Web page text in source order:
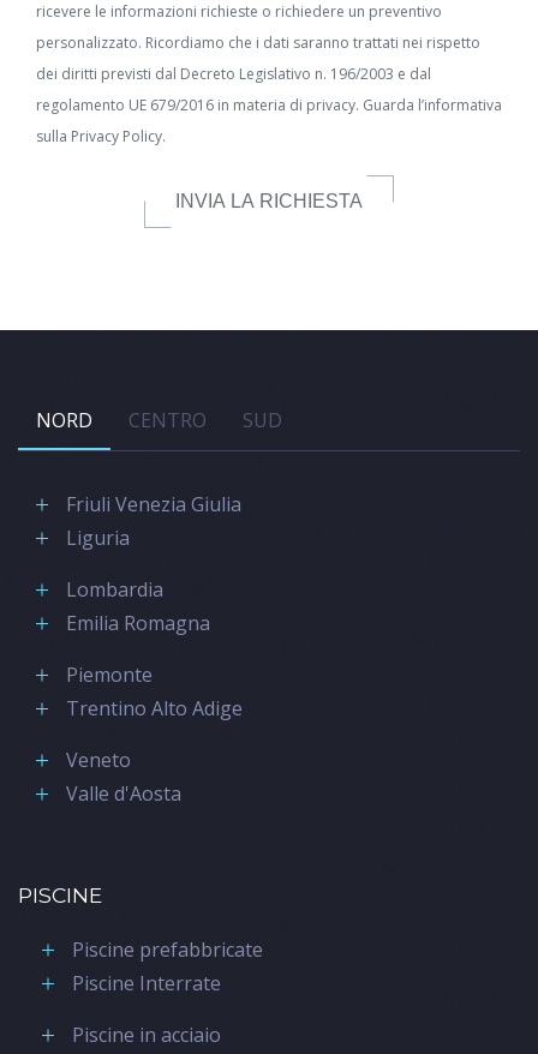
ricevere le informazioni richieste o richiedere un preventivo
personalizzato. Ricordiamo che i dati saranno trattati nei rispetto
dei diritti previsti dal Decreto Legislativo n. 196/2003 e dal
regolamento UE 679/2016 in materia di privacy. Guarda l’informativa
sulla Privacy Policy.
INVIA LA RICHIESTA
NORD CENTRO SUD
Friuli Venezia Giulia
Liguria
Lombardia
Emilia Romagna
Piemonte
Trentino Alto Adige
Veneto
Valle d'Aosta
PISCINE
Piscine prefabbricate
Piscine Interrate
Piscine in acciaio